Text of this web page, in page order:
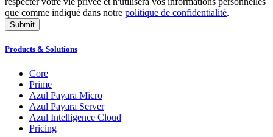
que comme indiqué dans notre politique de confidentialité.
Submit
Products & Solutions
Core
Prime
Azul Payara Micro
Azul Payara Server
Azul Intelligence Cloud
Pricing